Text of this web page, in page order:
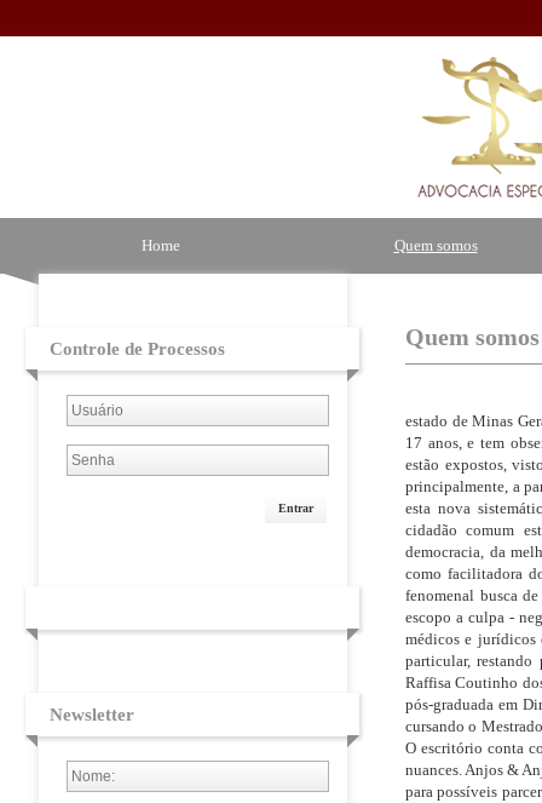
Home Quem somos
Controle de Processos
Entrar
Newsletter
Quem somos
estado de Minas
17 anos, e tem
estão expostos,
principalmente, a
esta nova
cidadão comum
democracia, da
como facilitadora
fenomenal busca
escopo a culpa -
médicos e jurídicos
particular, restando
Raffisa Coutinho
pós-graduada em
cursando o
O escritório conta
nuances. Anjos &
para possíveis